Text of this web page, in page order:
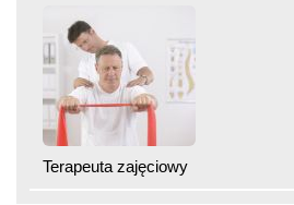
Terapeuta zajęciowy